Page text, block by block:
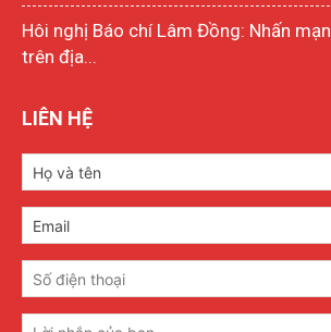
Hôi nghị Báo chí Lâm Đồng: Nhấn
trên địa...
LIÊN HỆ